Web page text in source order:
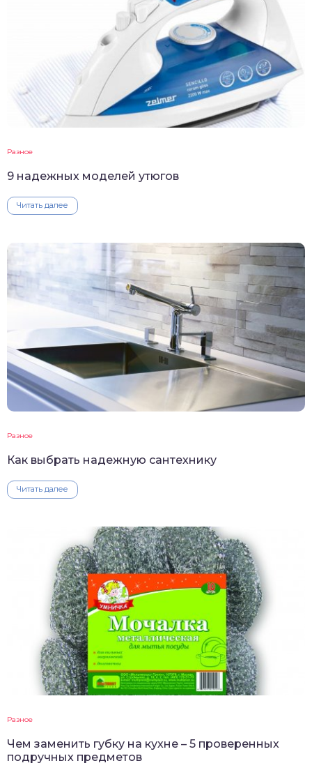
Разное
9 надежных моделей утюгов
Читать далее
Разное
Как выбрать надежную сантехнику
Читать далее
Разное
Чем заменить губку на кухне – 5 проверенных
подручных предметов